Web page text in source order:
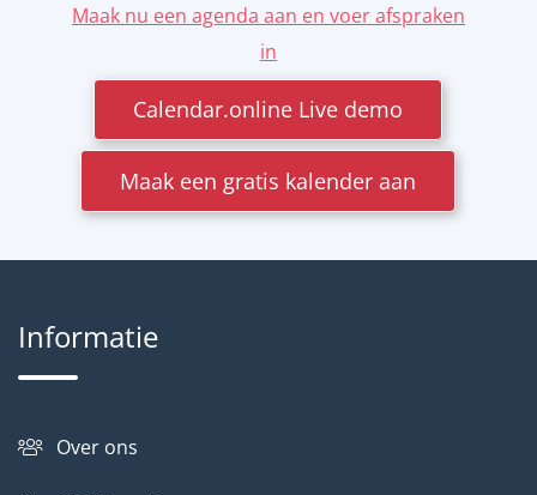
Maak nu een agenda aan en voer afspraken
in
Calendar.online Live demo
Maak een gratis kalender aan
Informatie
Over ons